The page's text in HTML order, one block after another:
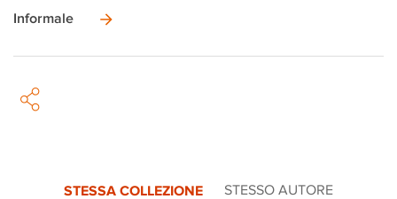
Informale
STESSA COLLEZIONE STESSO AUTORE